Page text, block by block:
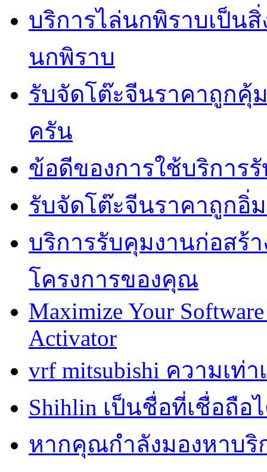
บริการไล่นกพิราบเป็น
นกพิราบ
รับจัดโต๊ะจีนราคาถูกคุ้
ครัน
ข้อดีของการใช้บริการ
รับจัดโต๊ะจีนราคาถูกอิ่
บริการรับคุมงานก่อสร้
โครงการของคุณ
Maximize Your
Activator
vrf mitsubishi ความเท่
Shihlin เป็นชื่อที่เชื่อถือ
หากคุณกำลังมองหาบ